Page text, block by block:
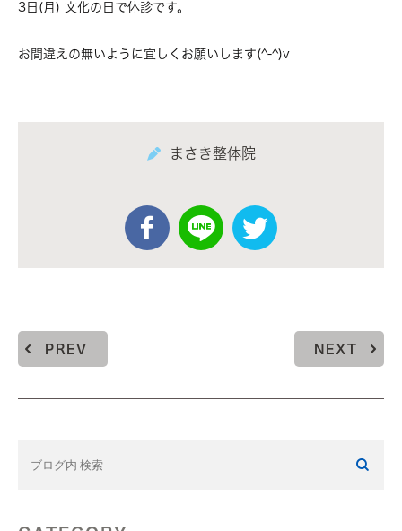
3日(月) 文化の日で休診です。
お間違えの無いように宜しくお願いします(^-^)v
まさき整体院
PREV NEXT